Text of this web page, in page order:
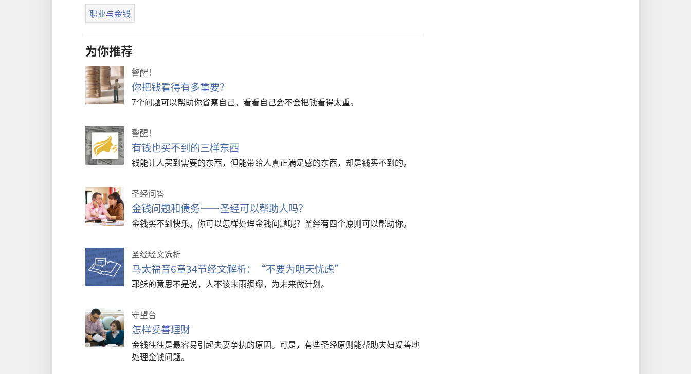
职业与金钱
为你推荐
警醒！
你把钱看得有多重要？
7个问题可以帮助你省察自己，看看自己会不会把钱看得太重。
警醒！
有钱也买不到的三样东西
钱能让人买到需要的东西，但能带给人真正满足感的东西，却是钱买不到的。
圣经问答
金钱问题和债务——圣经可以帮助人吗？
金钱买不到快乐。你可以怎样处理金钱问题呢？圣经有四个原则可以帮助你。
圣经经文选析
马太福音6章34节经文解析：“不要为明天忧虑”
耶稣的意思不是说，人不该未雨绸缪，为未来做计划。
守望台
怎样妥善理财
金钱往往是最容易引起夫妻争执的原因。可是，有些圣经原则能帮助夫妇妥善地
处理金钱问题。